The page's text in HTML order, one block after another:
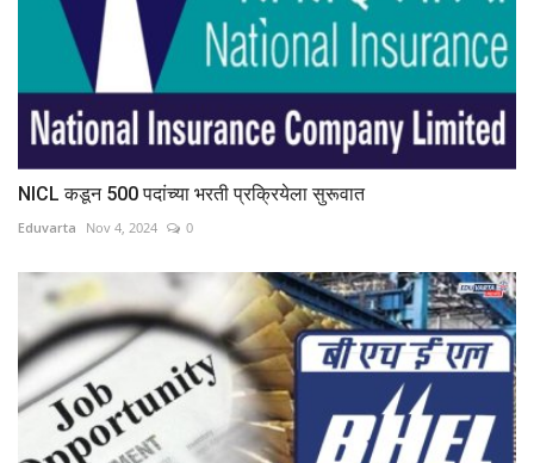
NICL कडून 500 पदांच्या भरती प्रक्रियेला सुरूवात
Eduvarta Nov 4, 2024 0